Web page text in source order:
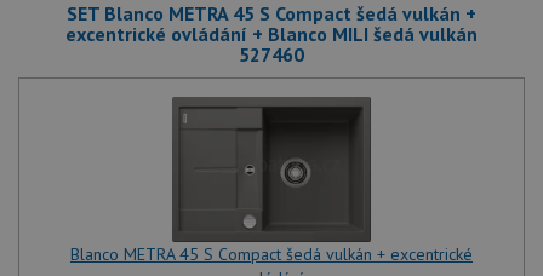
SET Blanco METRA 45 S Compact šedá vulkán +
excentrické ovládání + Blanco MILI šedá vulkán
527460
Blanco METRA 45 S Compact šedá vulkán + excentrické